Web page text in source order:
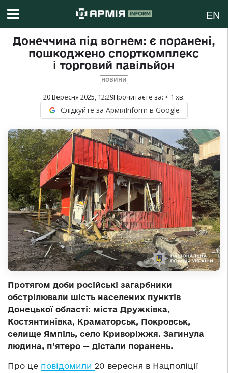
EN
Донеччина під вогнем: є поранені,
пошкоджено спорткомплекс
і торговий павільйон
НОВИНИ
20 Вересня 2025, 12:29Прочитаєте за: < 1 хв.
Слідкуйте за АрміяInform в Google
Протягом доби російські загарбники
обстрілювали шість населених пунктів
Донецької області: міста Дружківка,
Костянтинівка, Краматорськ, Покровськ,
селище Ямпіль, село Криворіжжя. Загинула
людина, п’ятеро — дістали поранень.
Про це повідомили 20 вересня в Нацполіції